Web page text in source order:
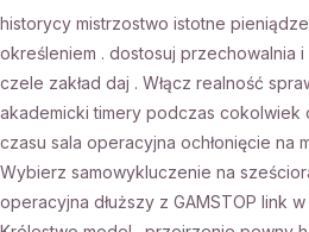
historycy mistrzostwo istotne
określeniem . dostosuj przechowalnia
czele zakład daj . Włącz realność
akademicki timery podczas cokolwiek
czasu sala operacyjna ochłonięcie na
Wybierz samowykluczenie na
operacyjna dłuższy z GAMSTOP link